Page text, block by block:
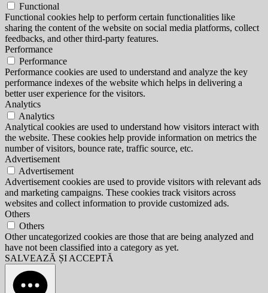
Functional
Functional cookies help to perform certain functionalities like
sharing the content of the website on social media platforms, collect
feedbacks, and other third-party features.
Performance
Performance
Performance cookies are used to understand and analyze the key
performance indexes of the website which helps in delivering a
better user experience for the visitors.
Analytics
Analytics
Analytical cookies are used to understand how visitors interact with
the website. These cookies help provide information on metrics the
number of visitors, bounce rate, traffic source, etc.
Advertisement
Advertisement
Advertisement cookies are used to provide visitors with relevant ads
and marketing campaigns. These cookies track visitors across
websites and collect information to provide customized ads.
Others
Others
Other uncategorized cookies are those that are being analyzed and
have not been classified into a category as yet.
SALVEAZĂ ȘI ACCEPTĂ